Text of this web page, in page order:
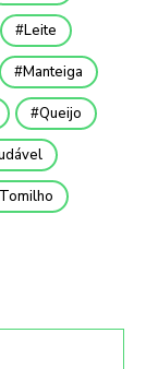
Leite
Manteiga
Queijo
Tomilho